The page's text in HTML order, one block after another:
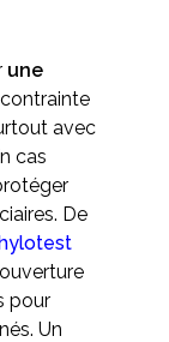
une
avec
cas
De
pour
Un